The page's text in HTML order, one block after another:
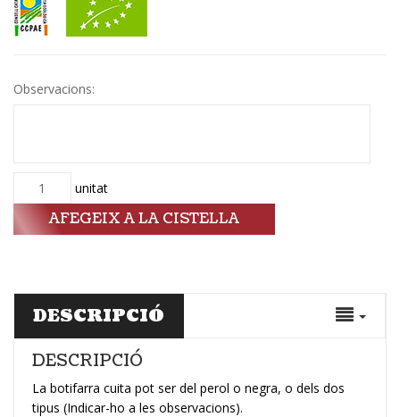
Observacions:
Quantitat unitat
AFEGEIX A LA CISTELLA
DESCRIPCIÓ
DESCRIPCIÓ
La botifarra cuita pot ser del perol o negra, o dels dos
tipus (Indicar-ho a les observacions).